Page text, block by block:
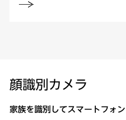
顔識別カメラ
家族を識別してスマートフォ